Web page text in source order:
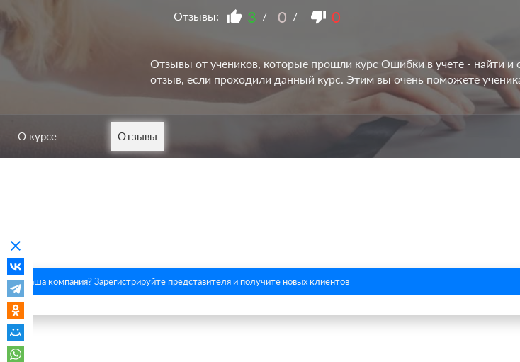
clear
Отзывы: 3 / 0 / 0
Отзывы от учеников, которые прошли курс Ошибки в учете - найти и
отзыв, если проходили данный курс. Этим вы очень поможете
О курсе Отзывы
Это ваша компания? Зарегистрируйте представителя и получите новых клиентов